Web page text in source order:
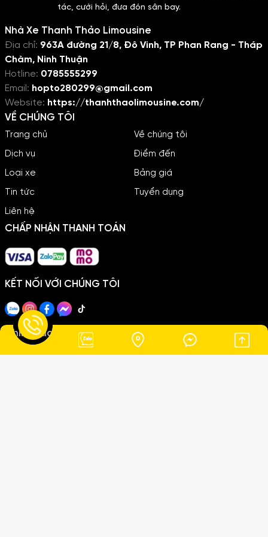
tác, cưới hỏi, đưa đón sân bay.
Nhà Xe Thanh Thảo Limousine
Địa chỉ: 963A đường 21/8, Đô Vinh, TP Phan Rang - Tháp
Chàm, Ninh Thuận
Hotline: 0785555299
Email: hopto280299@gmail.com
Website: https://thanhthaolimousine.com/
VỀ CHÚNG TÔI
Trang chủ
Về chúng tôi
Dịch vụ
Điểm đến
Loại xe
Bảng giá
Tin tức
Tuyển dụng
Liên hệ
CHẤP NHẬN THANH TOÁN
KẾT NỐI VỚI CHÚNG TÔI
Chính sách